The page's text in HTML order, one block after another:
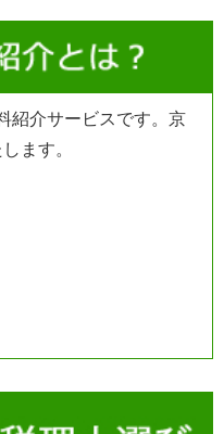
紹介サービスです。京
ます。